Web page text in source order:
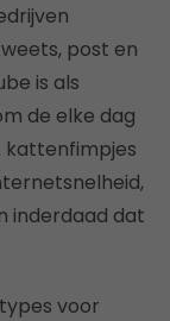
post en
is als
de elke dag
kattenfimpjes
inderdaad dat
voor